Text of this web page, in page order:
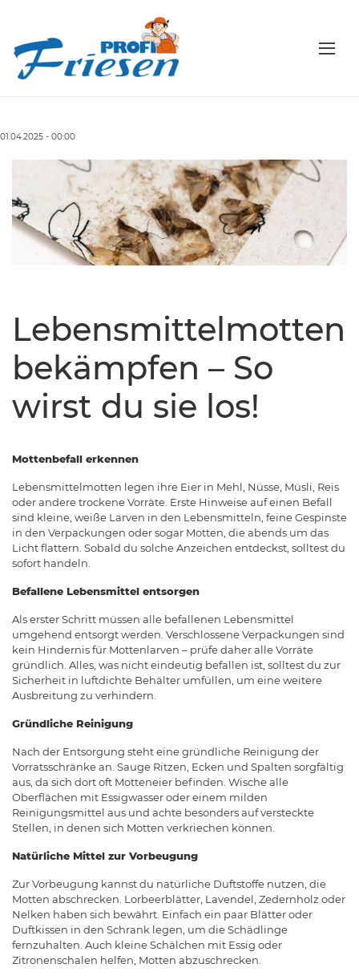
01.04.2025 - 00:00
Lebensmittelmotten
bekämpfen – So
wirst du sie los!
Mottenbefall erkennen
Lebensmittelmotten legen ihre Eier in Mehl, Nüsse, Müsli, Reis
oder andere trockene Vorräte. Erste Hinweise auf einen Befall
sind kleine, weiße Larven in den Lebensmitteln, feine Gespinste
in den Verpackungen oder sogar Motten, die abends um das
Licht flattern. Sobald du solche Anzeichen entdeckst, solltest du
sofort handeln.
Befallene Lebensmittel entsorgen
Als erster Schritt müssen alle befallenen Lebensmittel
umgehend entsorgt werden. Verschlossene Verpackungen sind
kein Hindernis für Mottenlarven – prüfe daher alle Vorräte
gründlich. Alles, was nicht eindeutig befallen ist, solltest du zur
Sicherheit in luftdichte Behälter umfüllen, um eine weitere
Ausbreitung zu verhindern.
Gründliche Reinigung
Nach der Entsorgung steht eine gründliche Reinigung der
Vorratsschränke an. Sauge Ritzen, Ecken und Spalten sorgfältig
aus, da sich dort oft Motteneier befinden. Wische alle
Oberflächen mit Essigwasser oder einem milden
Reinigungsmittel aus und achte besonders auf versteckte
Stellen, in denen sich Motten verkriechen können.
Natürliche Mittel zur Vorbeugung
Zur Vorbeugung kannst du natürliche Duftstoffe nutzen, die
Motten abschrecken. Lorbeerblätter, Lavendel, Zedernholz oder
Nelken haben sich bewährt. Einfach ein paar Blätter oder
Duftkissen in den Schrank legen, um die Schädlinge
fernzuhalten. Auch kleine Schälchen mit Essig oder
Zitronenschalen helfen, Motten abzuschrecken.